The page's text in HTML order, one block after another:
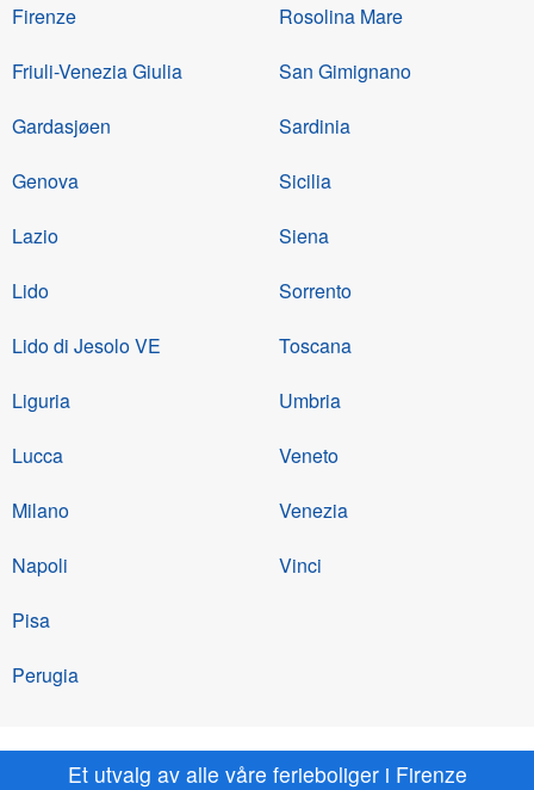
Firenze
Friuli-Venezia Giulia
Gardasjøen
Genova
Lazio
Lido
Lido di Jesolo VE
Liguria
Lucca
Milano
Napoli
Pisa
Perugia
Rosolina Mare
San Gimignano
Sardinia
Sicilia
Siena
Sorrento
Toscana
Umbria
Veneto
Venezia
Vinci
Et utvalg av alle våre ferieboliger i Firenze